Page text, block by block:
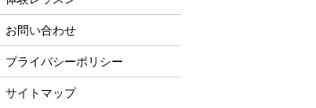
お問い合わせ
プライバシーポリシー
サイトマップ